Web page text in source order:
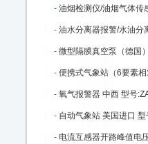
- 油烟检测仪/油烟气体传感器（中西） 型号:GA27-600-YY库号：
- 油水分离器报警/水油分离报警器 中西 型号:AH37-XOC库号：
- 微型隔膜真空泵（德国） 型号:SG88-KNF8-N86KNDC库号：M241701
- 便携式气象站（6要素相对湿度,带RS232 ） 中西 型号:ED01-AS-2000库号：
- 氧气报警器 中西 型号:ZA03-CY30库号：
- 自动气象站 美国进口 型号:JKY/WATCH DOG-2900ET库号：
- 电流互感器开路峰值电压表 中西 型号:HC14-HCKL-H库号：